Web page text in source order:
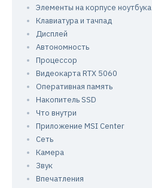
Элементы на корпусе ноутбука
Клавиатура и тачпад
Дисплей
Автономность
Процессор
Видеокарта RTX 5060
Оперативная память
Накопитель SSD
Что внутри
Приложение MSI Center
Сеть
Камера
Звук
Впечатления